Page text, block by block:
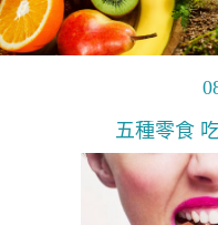
五種零食